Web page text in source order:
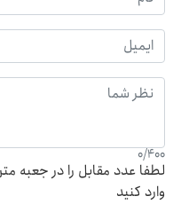
0/400
لطفا عدد مقابل را در جعبه
وارد کنید